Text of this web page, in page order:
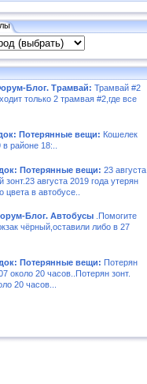
Блог. Трамвай: Трамвай #2
только 2 трамвая #2,где все
Потерянные вещи: Кошелек
районе 18:..
Потерянные вещи: 23 августа
августа 2019 года утерян
цвета в автобусе..
Блог. Автобусы .Помогите
чёрный,оставили либо в 27
Потерянные вещи: Потерян
около 20 часов..Потерян зонт.
20 часов...